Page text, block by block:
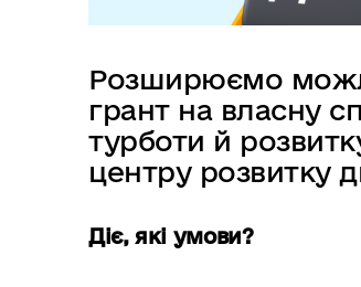
Розширюємо
грант на власну
турботи й
центру розвитку
Діє, які умови?